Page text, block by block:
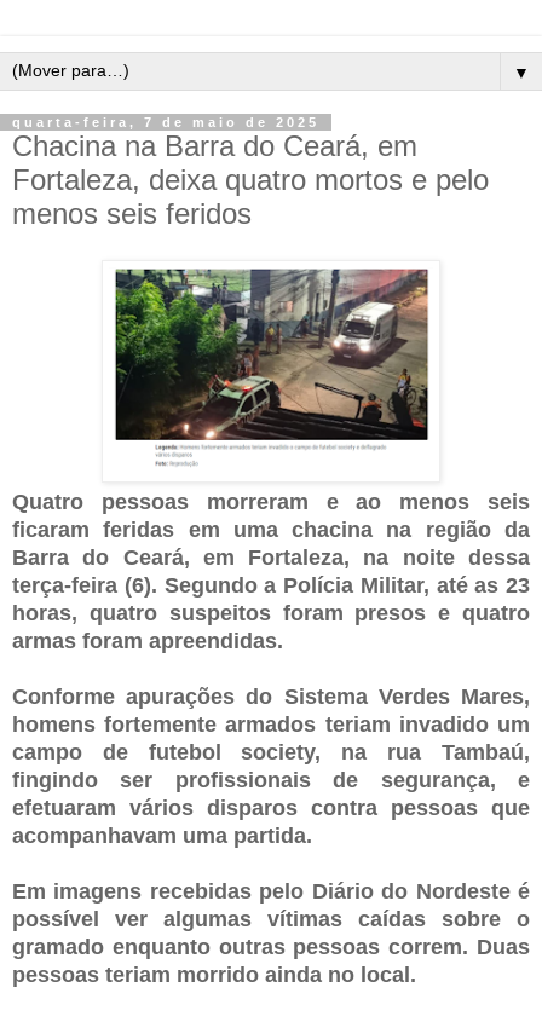
▼
quarta-feira, 7 de maio de 2025
Chacina na Barra do Ceará, em
Fortaleza, deixa quatro mortos e pelo
menos seis feridos
Quatro pessoas morreram e ao menos seis
ficaram feridas em uma chacina na região da
Barra do Ceará, em Fortaleza, na noite dessa
terça-feira (6). Segundo a Polícia Militar, até as 23
horas, quatro suspeitos foram presos e quatro
armas foram apreendidas.
Conforme apurações do Sistema Verdes Mares,
homens fortemente armados teriam invadido um
campo de futebol society, na rua Tambaú,
fingindo ser profissionais de segurança, e
efetuaram vários disparos contra pessoas que
acompanhavam uma partida.
Em imagens recebidas pelo Diário do Nordeste é
possível ver algumas vítimas caídas sobre o
gramado enquanto outras pessoas correm. Duas
pessoas teriam morrido ainda no local.